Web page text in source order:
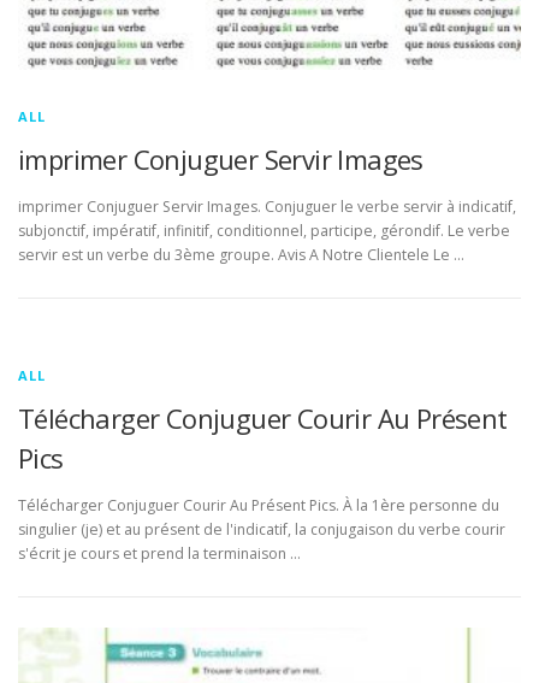
ALL
imprimer Conjuguer Servir Images
imprimer Conjuguer Servir Images. Conjuguer le verbe servir à indicatif,
subjonctif, impératif, infinitif, conditionnel, participe, gérondif. Le verbe
servir est un verbe du 3ème groupe. Avis A Notre Clientele Le …
ALL
Télécharger Conjuguer Courir Au Présent
Pics
Télécharger Conjuguer Courir Au Présent Pics. À la 1ère personne du
singulier (je) et au présent de l'indicatif, la conjugaison du verbe courir
s'écrit je cours et prend la terminaison …